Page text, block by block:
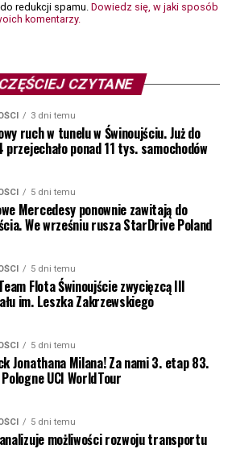
redukcji spamu.Dowiedz się, w jaki sposób
komentarzy.
CZYTANE
3 dni temu
ruch w tunelu w Świnoujściu. Już do
przejechało ponad 11 tys. samochodów
5 dni temu
Mercedesy ponownie zawitają do
We wrześniu rusza StarDrive Poland
5 dni temu
Flota Świnoujście zwycięzcą III
im. Leszka Zakrzewskiego
5 dni temu
Jonathana Milana! Za nami 3. etap 83.
UCI WorldTour
5 dni temu
możliwości rozwoju transportu